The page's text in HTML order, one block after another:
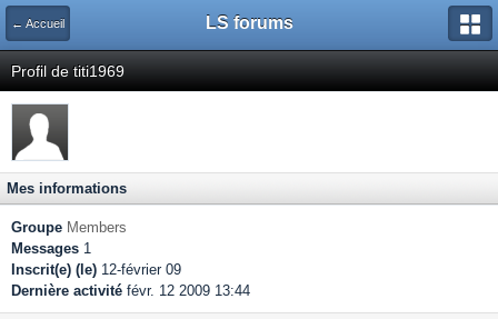
← Accueil LS forums
Profil de titi1969
Mes informations
Groupe Members
Messages 1
Inscrit(e) (le) 12-février 09
Dernière activité févr. 12 2009 13:44